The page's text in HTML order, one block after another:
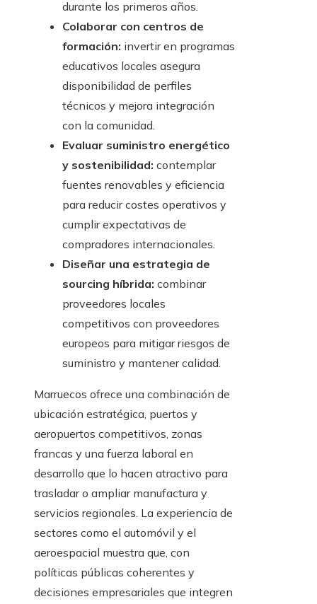
durante los primeros años.
Colaborar con centros de
formación: invertir en programas
educativos locales asegura
disponibilidad de perfiles
técnicos y mejora integración
con la comunidad.
Evaluar suministro energético
y sostenibilidad: contemplar
fuentes renovables y eficiencia
para reducir costes operativos y
cumplir expectativas de
compradores internacionales.
Diseñar una estrategia de
sourcing híbrida: combinar
proveedores locales
competitivos con proveedores
europeos para mitigar riesgos de
suministro y mantener calidad.
Marruecos ofrece una combinación de
ubicación estratégica, puertos y
aeropuertos competitivos, zonas
francas y una fuerza laboral en
desarrollo que lo hacen atractivo para
trasladar o ampliar manufactura y
servicios regionales. La experiencia de
sectores como el automóvil y el
aeroespacial muestra que, con
políticas públicas coherentes y
decisiones empresariales que integren